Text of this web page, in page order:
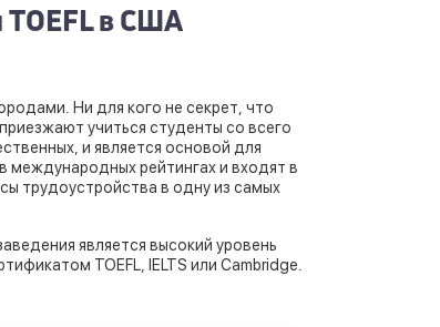
TOEFL в США
Ни для кого не секрет, что
учиться студенты со всего
и является основой для
международных рейтингах и входят в
трудоустройства в одну из самых
является высокий уровень
TOEFL, IELTS или Cambridge.